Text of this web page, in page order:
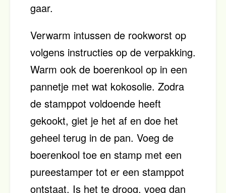
gaar.
Verwarm intussen de rookworst op
volgens instructies op de verpakking.
Warm ook de boerenkool op in een
pannetje met wat kokosolie. Zodra
de stamppot voldoende heeft
gekookt, giet je het af en doe het
geheel terug in de pan. Voeg de
boerenkool toe en stamp met een
pureestamper tot er een stamppot
ontstaat. Is het te droog, voeg dan